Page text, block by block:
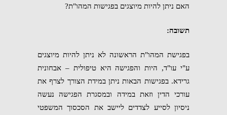
האם ניתן להיות מיוצגים בפגישות המהו"ת?
תשובה:
בפגישת המהו"ת הראשונה לא ניתן להיות מיוצגים
ע"י עו"ד, היות והפגישה היא טיפולית – אבחונית
גרידא. בפגישות הבאות ניתן במידת הצורך לצרף את
עורכי הדין וזאת במידה ובמסגרת הפגישה נעשה
ניסיון לסייע לצדדים ליישב את הסכסוך המשפטי